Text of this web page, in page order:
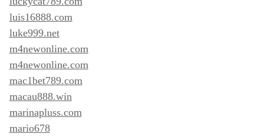
luis16888.com
luke999.net
m4newonline.com
m4newonline.com
mac1bet789.com
macau888.win
marinapluss.com
mario678